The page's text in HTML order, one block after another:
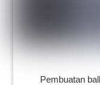
Pembuatan